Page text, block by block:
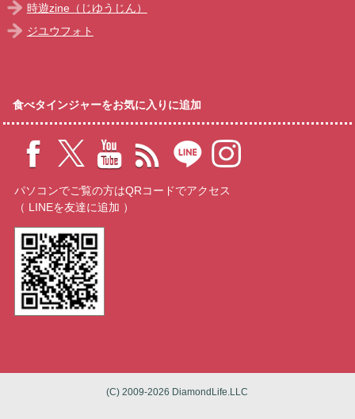
時遊zine（じゆうじん）
ジユウフォト
食べタインジャーをお気に入りに追加
パソコンでご覧の方はQRコードでアクセス
（ LINEを友達に追加 ）
(C) 2009-2026 DiamondLife.LLC